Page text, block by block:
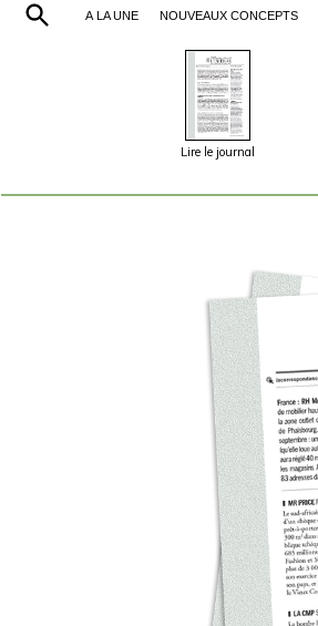
À LA UNE NOUVEAUX CONCEPTS
Lire le journal